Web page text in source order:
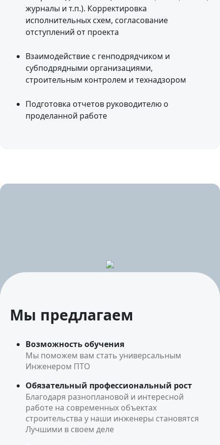
журналы и т.п.). Корректировка
исполнительных схем, согласование
отступлений от проекта
Взаимодействие с генподрядчиком и
субподрядными организациями,
строительным контролем и технадзором
Подготовка отчетов руководителю о
проделанной работе
Мы предлагаем
Возможность обучения
Мы поможем вам стать универсальным
Инженером ПТО
Обязательный профессиональный рост
Благодаря разноплановой и интересной
работе на современных объектах
строительства у наши инженеры становятся
Лучшими в своем деле